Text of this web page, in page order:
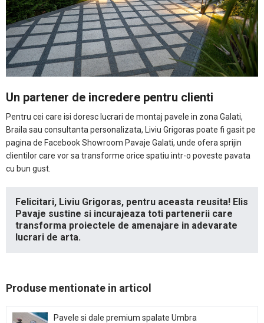
Un partener de incredere pentru clienti
Pentru cei care isi doresc lucrari de montaj pavele in zona Galati,
Braila sau consultanta personalizata, Liviu Grigoras poate fi gasit pe
pagina de Facebook Showroom Pavaje Galati, unde ofera sprijin
clientilor care vor sa transforme orice spatiu intr-o poveste pavata
cu bun gust.
Felicitari, Liviu Grigoras, pentru aceasta reusita! Elis
Pavaje sustine si incurajeaza toti partenerii care
transforma proiectele de amenajare in adevarate
lucrari de arta.
Produse mentionate in articol
Pavele si dale premium spalate Umbra